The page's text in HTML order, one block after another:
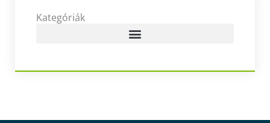
Kategóriák